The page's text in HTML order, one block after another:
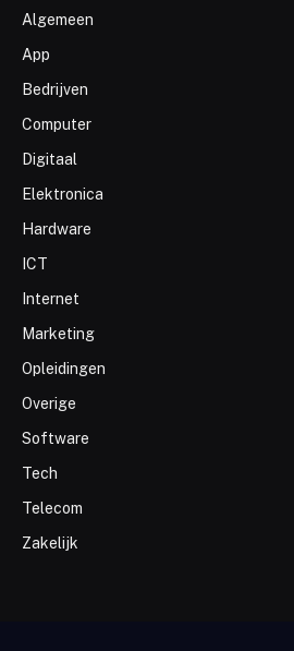
Algemeen
App
Bedrijven
Computer
Digitaal
Elektronica
Hardware
ICT
Internet
Marketing
Opleidingen
Overige
Software
Tech
Telecom
Zakelijk